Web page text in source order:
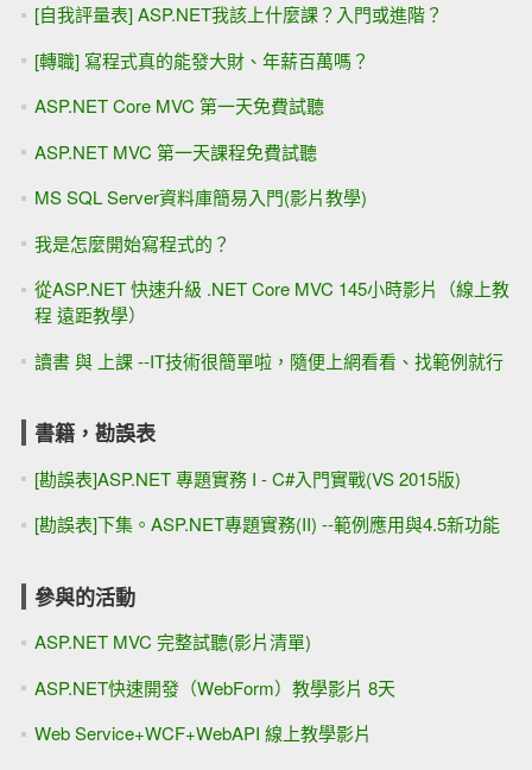
[自我評量表] ASP.NET我該上什麼課？入門或進階？
[轉職] 寫程式真的能發大財、年薪百萬嗎？
ASP.NET Core MVC 第一天免費試聽
ASP.NET MVC 第一天課程免費試聽
MS SQL Server資料庫簡易入門(影片教學)
我是怎麼開始寫程式的？
從ASP.NET 快速升級 .NET Core MVC 145小時影片（線上教
程 遠距教學）
讀書 與 上課 --IT技術很簡單啦，隨便上網看看、找範例就行
書籍，勘誤表
[勘誤表]ASP.NET 專題實務 I - C#入門實戰(VS 2015版)
[勘誤表]下集。ASP.NET專題實務(II) --範例應用與4.5新功能
參與的活動
ASP.NET MVC 完整試聽(影片清單)
ASP.NET快速開發（WebForm）教學影片 8天
Web Service+WCF+WebAPI 線上教學影片